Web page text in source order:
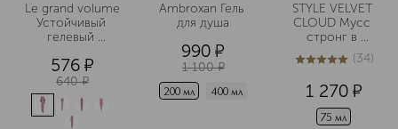
Le grand volume
Устойчивый
гелевый
губ
576 ¤
640 ¤
Ambroxan Гель
для душа
990 ¤
1 100 ¤
200 мл 400 мл
STYLE VELVET
CLOUD Мусс
стронг в
дорожном
формате
5из 534 (34)
1 270 ¤
75 мл